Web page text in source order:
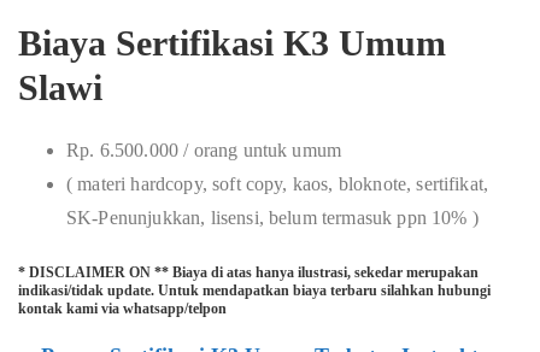
Biaya Sertifikasi K3 Umum
Slawi
Rp. 6.500.000 / orang untuk umum
( materi hardcopy, soft copy, kaos, bloknote, sertifikat,
SK-Penunjukkan, lisensi, belum termasuk ppn 10% )
* DISCLAIMER ON ** Biaya di atas hanya ilustrasi, sekedar merupakan
indikasi/tidak update. Untuk mendapatkan biaya terbaru silahkan hubungi
kontak kami via whatsapp/telpon